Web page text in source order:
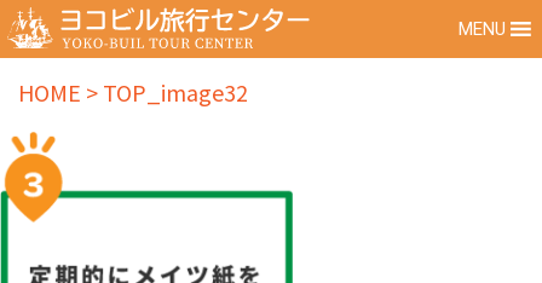
MENU
HOME >TOP_image32